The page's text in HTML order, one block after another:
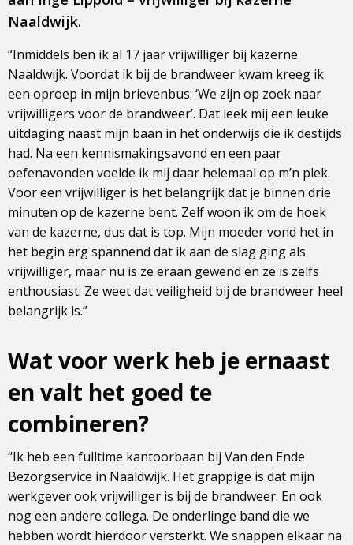
Naaldwijk.
“Inmiddels ben ik al 17 jaar vrijwilliger bij kazerne
Naaldwijk. Voordat ik bij de brandweer kwam kreeg ik
een oproep in mijn brievenbus: ‘We zijn op zoek naar
vrijwilligers voor de brandweer’. Dat leek mij een leuke
uitdaging naast mijn baan in het onderwijs die ik destijds
had. Na een kennismakingsavond en een paar
oefenavonden voelde ik mij daar helemaal op m’n plek.
Voor een vrijwilliger is het belangrijk dat je binnen drie
minuten op de kazerne bent. Zelf woon ik om de hoek
van de kazerne, dus dat is top. Mijn moeder vond het in
het begin erg spannend dat ik aan de slag ging als
vrijwilliger, maar nu is ze eraan gewend en ze is zelfs
enthousiast. Ze weet dat veiligheid bij de brandweer heel
belangrijk is.”
Wat voor werk heb je ernaast
en valt het goed te
combineren?
“Ik heb een fulltime kantoorbaan bij Van den Ende
Bezorgservice in Naaldwijk. Het grappige is dat mijn
werkgever ook vrijwilliger is bij de brandweer. En ook
nog een andere collega. De onderlinge band die we
hebben wordt hierdoor versterkt. We snappen elkaar na